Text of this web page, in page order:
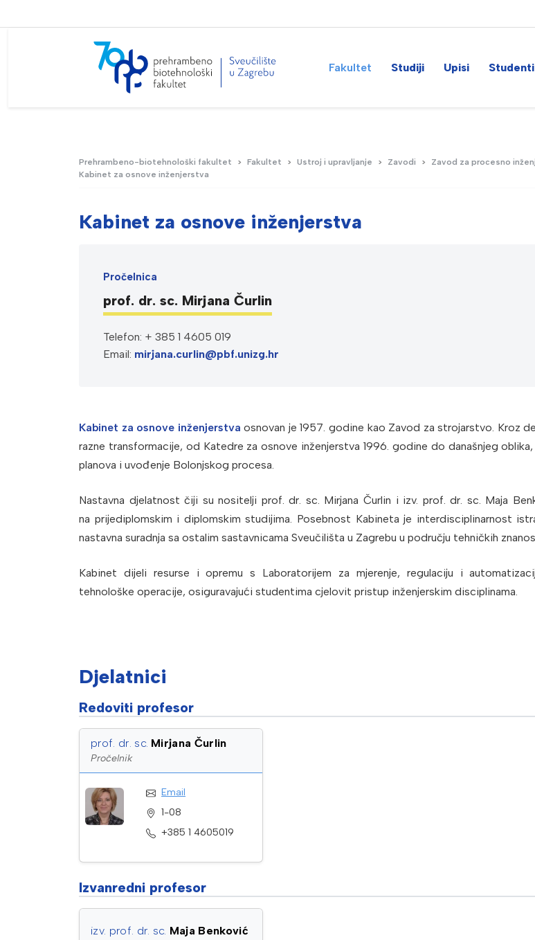
Fakultet Studiji Upisi Studenti
Prehrambeno-biotehnološki fakultet Fakultet Ustroj i upravljanje Zavodi
Zavod za procesno
Kabinet za osnove inženjerstva
Kabinet za osnove inženjerstva
Pročelnica
prof. dr. sc. Mirjana Čurlin
Telefon: + 385 1 4605 019
Email: mirjana.curlin@pbf.unizg.hr
Kabinet za osnove inženjerstva osnovan je 1957. godine kao Zavod za strojarstvo. Kroz
razne transformacije, od Katedre za osnove inženjerstva 1996. godine do današnjeg
planova i uvođenje Bolonjskog procesa.
Nastavna djelatnost čiji su nositelji prof. dr. sc. Mirjana Čurlin i izv. prof. dr. sc. Maja
na prijediplomskim i diplomskim studijima. Posebnost Kabineta je interdisciplinarnost
nastavna suradnja sa ostalim sastavnicama Sveučilišta u Zagrebu u području tehničkih
Kabinet dijeli resurse i opremu s Laboratorijem za mjerenje, regulaciju i
tehnološke operacije, osiguravajući studentima cjelovit pristup inženjerskim disciplinama.
Djelatnici
redoviti profesor
prof. dr. sc. Mirjana Čurlin
Pročelnik
Email
1-08
+385 1 4605019
izvanredni profesor
izv. prof. dr. sc. Maja Benković